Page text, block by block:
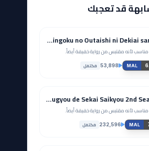
قد تعجبك
Akuyaku Reijou wa Ringoku no Outaishi ni Dekiai sareru
لأنه مقتبس من رواية خفيفة أيضاً.
MAL
53,898 مكتمل
Arifureta Shokugyou de Sekai Saikyou 2nd Season
لأنه مقتبس من رواية خفيفة أيضاً.
MAL
232,596 مكتمل